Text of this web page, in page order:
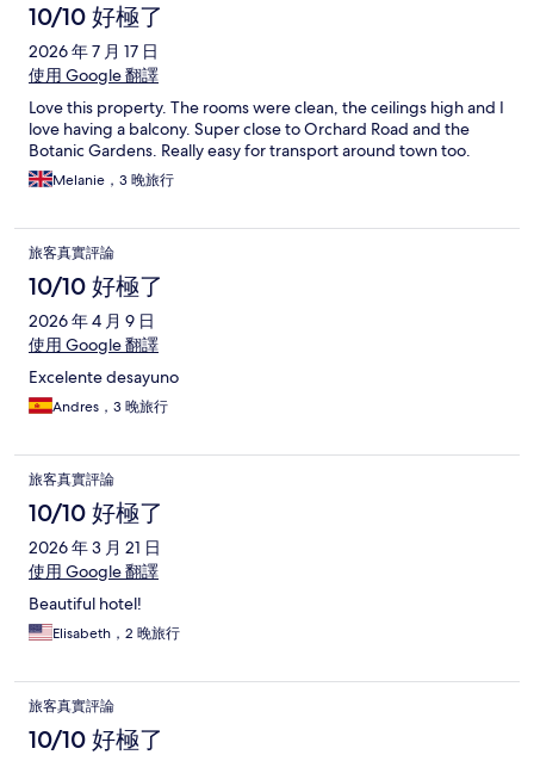
10/10 好極了
2026 年 7 月 17 日
使用 Google 翻譯
Love this property. The rooms were clean, the ceilings high and I
love having a balcony. Super close to Orchard Road and the
Botanic Gardens. Really easy for transport around town too.
Melanie，3 晚旅行
旅客真實評論
10/10 好極了
2026 年 4 月 9 日
使用 Google 翻譯
Excelente desayuno
Andres，3 晚旅行
旅客真實評論
10/10 好極了
2026 年 3 月 21 日
使用 Google 翻譯
Beautiful hotel!
Elisabeth，2 晚旅行
旅客真實評論
10/10 好極了